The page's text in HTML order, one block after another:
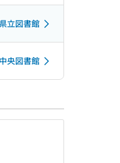
立図書館
央図書館